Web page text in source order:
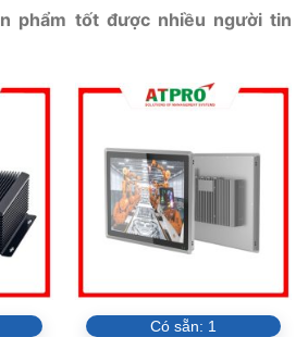
phẩm tốt được nhiều người tin
Có sẵn: 1